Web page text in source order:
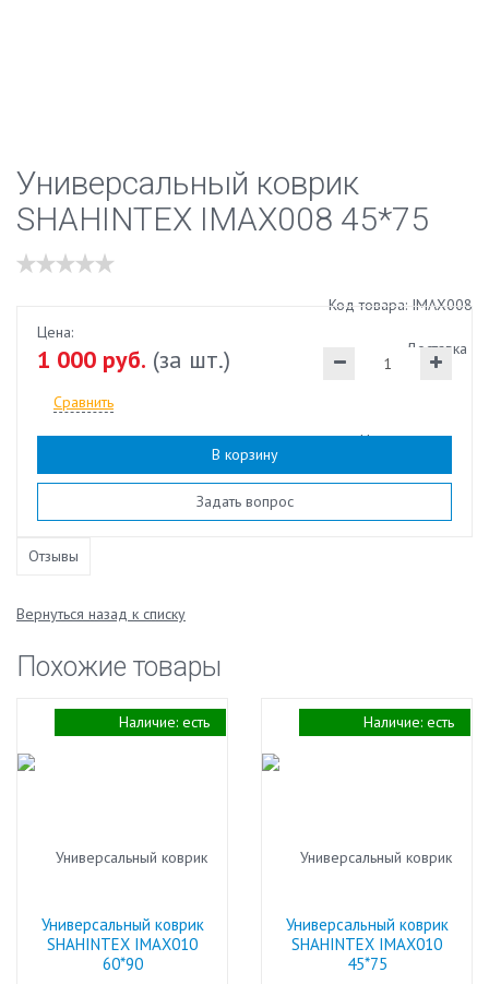
Универсальный коврик
SHAHINTEX IMAX008 45*75
Наличие:есть
Код товара: IMAX008
Доставка
Цена:
1 000 руб. (за шт.)
Сравнить
В корзину
Задать вопрос
Отзывы
Вернуться назад к списку
Похожие товары
Универсальный коврик
SHAHINTEX IMAX010
60*90
Наличие: есть
Универсальный коврик
SHAHINTEX IMAX010
45*75
Наличие: есть